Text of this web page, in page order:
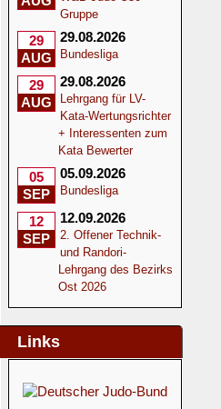
Gruppe
29
AUG
29.08.2026
Bundesliga
29
AUG
29.08.2026
Lehrgang für LV-
Kata-Wertungsrichter
+ Interessenten zum
Kata Bewerter
05
SEP
05.09.2026
Bundesliga
12
SEP
12.09.2026
2. Offener Technik-
und Randori-
Lehrgang des Bezirks
Ost 2026
Links